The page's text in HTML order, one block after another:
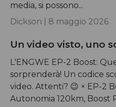
media, si possono...
Dickson | 8 maggio 2026
Un video visto, uno
L'ENGWE EP-2 Boost:
sorprenderà! Un codice
video. Attenti? 😉 × EP-2
Autonomia 120km, Boost